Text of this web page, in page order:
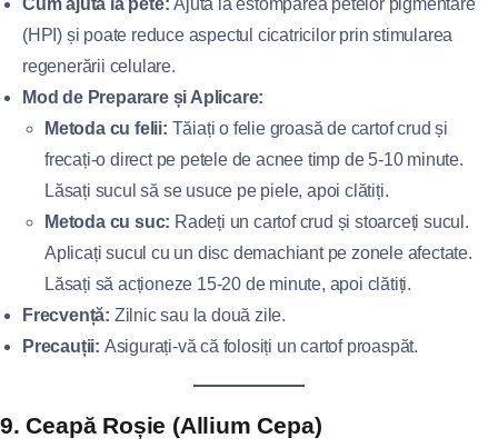
Cum ajută la pete: Ajută la estomparea petelor pigmentare
(HPI) și poate reduce aspectul cicatricilor prin stimularea
regenerării celulare.
Mod de Preparare și Aplicare:
Metoda cu felii: Tăiați o felie groasă de cartof crud și
frecați-o direct pe petele de acnee timp de 5-10 minute.
Lăsați sucul să se usuce pe piele, apoi clătiți.
Metoda cu suc: Radeți un cartof crud și stoarceți sucul.
Aplicați sucul cu un disc demachiant pe zonele afectate.
Lăsați să acționeze 15-20 de minute, apoi clătiți.
Frecvență: Zilnic sau la două zile.
Precauții: Asigurați-vă că folosiți un cartof proaspăt.
9. Ceapă Roșie (Allium Cepa)